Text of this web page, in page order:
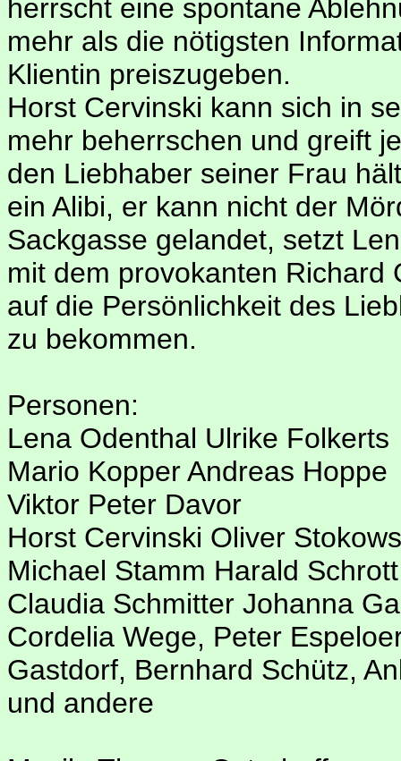
herrscht eine spontane
mehr als die nötigsten
Klientin preiszugeben.
Horst Cervinski kann sich in
mehr beherrschen und greift
den Liebhaber seiner Frau
ein Alibi, er kann nicht der
Sackgasse gelandet, setzt
mit dem provokanten Richard
auf die Persönlichkeit des
zu bekommen.
Personen:
Lena Odenthal Ulrike Folkerts
Mario Kopper Andreas Hoppe
Viktor Peter Davor
Horst Cervinski Oliver
Michael Stamm Harald Schrott
Claudia Schmitter Johanna
Cordelia Wege, Peter
Gastdorf, Bernhard Schütz,
und andere